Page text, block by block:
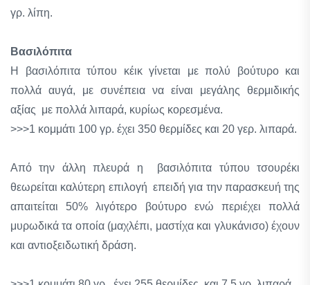
γρ. λίπη.
Βασιλόπιτα
Η βασιλόπιτα τύπου κέικ γίνεται με πολύ βούτυρο και
πολλά αυγά, με συνέπεια να είναι μεγάλης θερμιδικής
αξίας με πολλά λιπαρά, κυρίως κορεσμένα.
>>>1 κομμάτι 100 γρ. έχει 350 θερμίδες και 20 γερ. λιπαρά.
Από την άλλη πλευρά η βασιλόπιτα τύπου τσουρέκι
θεωρείται καλύτερη επιλογή επειδή για την παρασκευή της
απαιτείται 50% λιγότερο βούτυρο ενώ περιέχει πολλά
μυρωδικά τα οποία (μαχλέπι, μαστίχα και γλυκάνισο) έχουν
και αντιοξειδωτική δράση.